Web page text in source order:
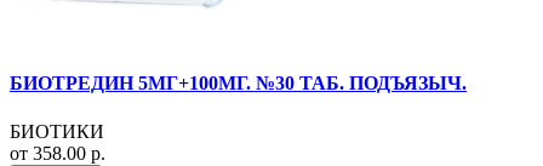
БИОТРЕДИН 5МГ+100МГ. №30 ТАБ. ПОДЪЯЗЫЧ.
БИОТИКИ
от 358.00 р.